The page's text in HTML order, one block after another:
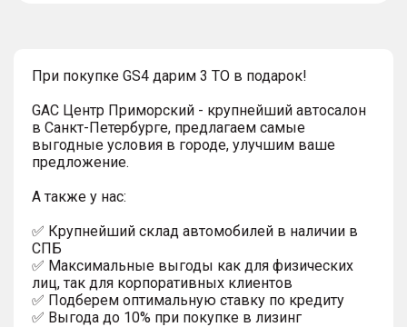
При покупке GS4 дарим 3 ТО в подарок!
GAC Центр Приморский - крупнейший автосалон
в Санкт-Петербурге, предлагаем самые
выгодные условия в городе, улучшим ваше
предложение.
А также у нас:
✅ Крупнейший склад автомобилей в наличии в
СПБ
✅ Максимальные выгоды как для физических
лиц, так для корпоративных клиентов
✅ Подберем оптимальную ставку по кредиту
✅ Выгода до 10% при покупке в лизинг